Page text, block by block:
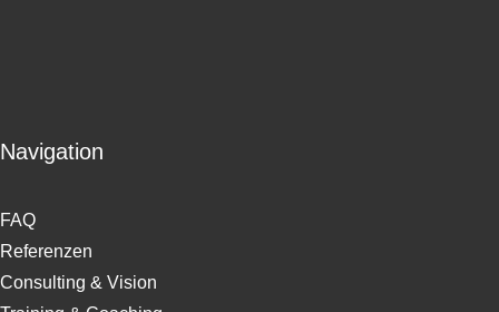
Navigation
FAQ
Referenzen
Consulting & Vision